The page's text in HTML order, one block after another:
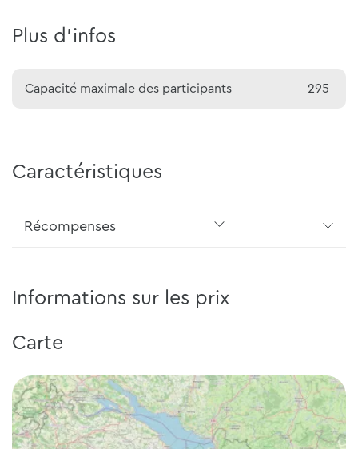
Plus d'infos
Capacité maximale des participants 295
Caractéristiques
Récompenses
Informations sur les prix
Carte